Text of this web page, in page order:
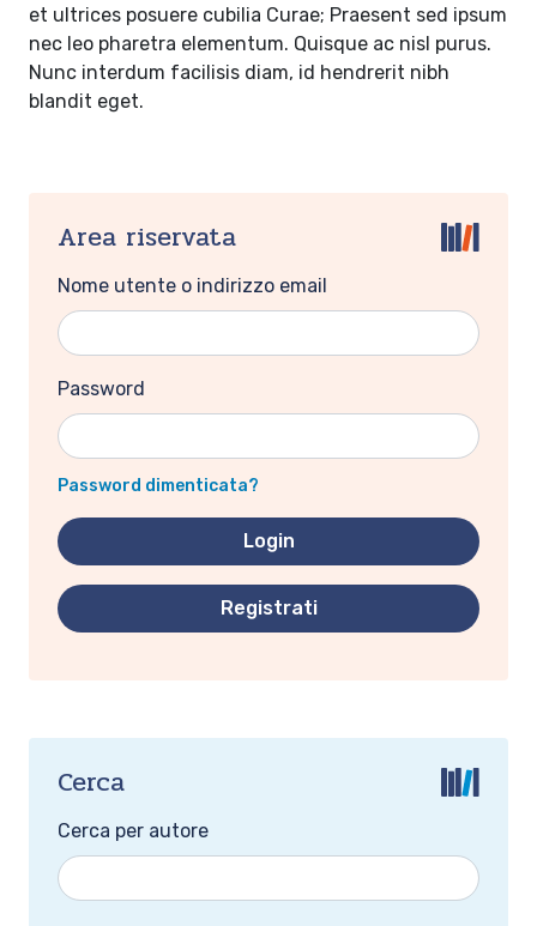
et ultrices posuere cubilia Curae; Praesent sed ipsum
nec leo pharetra elementum. Quisque ac nisl purus.
Nunc interdum facilisis diam, id hendrerit nibh
blandit eget.
Area riservata
Nome utente o indirizzo email
Password
Password dimenticata?
Registrati
Cerca
Cerca per autore